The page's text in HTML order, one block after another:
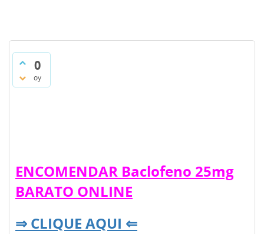
0
oy
ENCOMENDAR Baclofeno 25mg
BARATO ONLINE
⇒ CLIQUE AQUI ⇐